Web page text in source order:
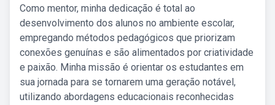
Como mentor, minha dedicação é total ao
desenvolvimento dos alunos no ambiente escolar,
empregando métodos pedagógicos que priorizam
conexões genuínas e são alimentados por criatividade
e paixão. Minha missão é orientar os estudantes em
sua jornada para se tornarem uma geração notável,
utilizando abordagens educacionais reconhecidas